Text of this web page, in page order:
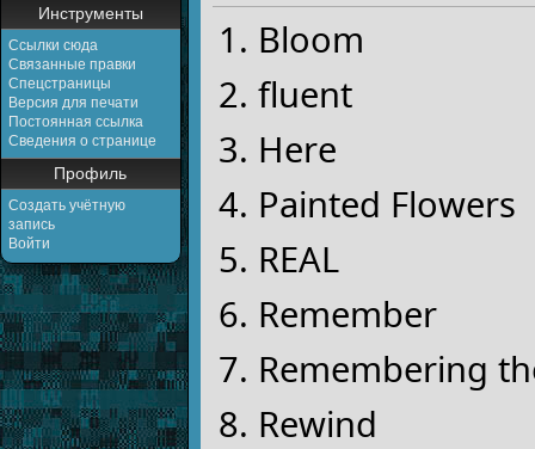
Инструменты
Ссылки сюда
Связанные правки
Спецстраницы
Версия для печати
Постоянная ссылка
Сведения о странице
Профиль
Создать учётную
запись
Войти
Bloom
fluent
Here
Painted Flowers
REAL
Remember
Remembering
Rewind